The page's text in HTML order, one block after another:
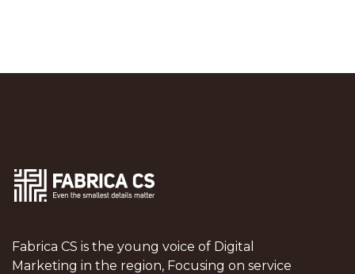
Fabrica CS is the young voice of Digital
Marketing in the region, Focusing on service